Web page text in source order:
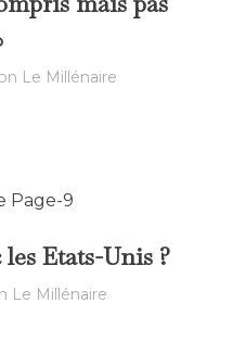
Le Millénaire
Etats-Unis ?
Le Millénaire